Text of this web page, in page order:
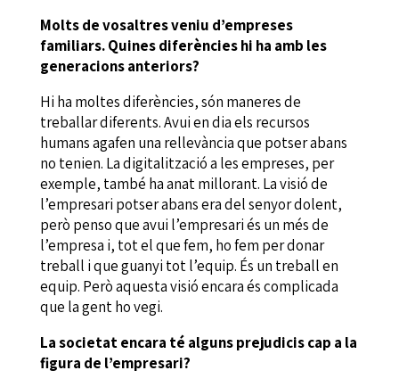
Molts de vosaltres veniu d’empreses
familiars. Quines diferències hi ha amb les
generacions anteriors?
Hi ha moltes diferències, són maneres de
treballar diferents. Avui en dia els recursos
humans agafen una rellevància que potser abans
no tenien. La digitalització a les empreses, per
exemple, també ha anat millorant. La visió de
l’empresari potser abans era del senyor dolent,
però penso que avui l’empresari és un més de
l’empresa i, tot el que fem, ho fem per donar
treball i que guanyi tot l’equip. És un treball en
equip. Però aquesta visió encara és complicada
que la gent ho vegi.
La societat encara té alguns prejudicis cap a la
figura de l’empresari?